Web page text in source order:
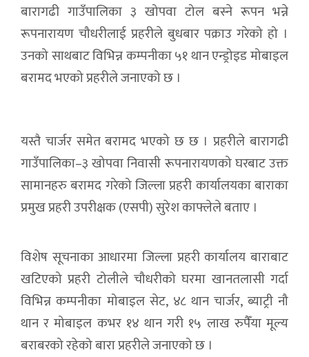
बारागढी गाउँपालिका ३ खोपवा टोल बस्ने रूपन भन्ने
रूपनारायण चौधरीलाई प्रहरीले बुधबार पक्राउ गरेको हो ।
उनको साथबाट विभिन्न कम्पनीका ५१ थान एन्ड्रोइड मोबाइल
बरामद भएको प्रहरीले जनाएको छ ।
यस्तै चार्जर समेत बरामद भएको छ छ । प्रहरीले बारागढी
गाउँपालिका–३ खोपवा निवासी रूपनारायणको घरबाट उक्त
सामानहरु बरामद गरेको जिल्ला प्रहरी कार्यालयका बाराका
प्रमुख प्रहरी उपरीक्षक (एसपी) सुरेश काफ्लेले बताए ।
विशेष सूचनाका आधारमा जिल्ला प्रहरी कार्यालय बाराबाट
खटिएको प्रहरी टोलीले चौधरीको घरमा खानतलासी गर्दा
विभिन्न कम्पनीका मोबाइल सेट, ४८ थान चार्जर, ब्याट्री नौ
थान र मोबाइल कभर १४ थान गरी १५ लाख रुपैँया मूल्य
बराबरको रहेको बारा प्रहरीले जनाएको छ ।